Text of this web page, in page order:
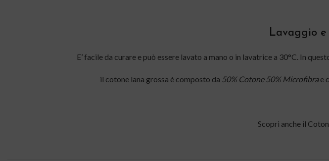
Lavaggio e
E’ facile da curare e può essere lavato a mano o in lavatrice a 30°C. In
il cotone lana grossa è composto da 50% Cotone 50% Microfibrae
Scopri anche il